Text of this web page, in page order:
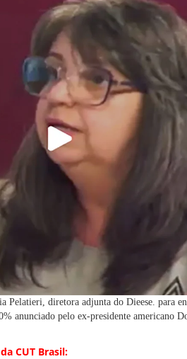
Pelatieri, diretora adjunta do Dieese. para
anunciado pelo ex-presidente americano
CUT Brasil: